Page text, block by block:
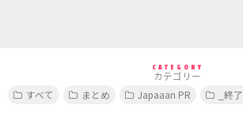
CATEGORY
カテゴリー
すべて
まとめ Japaaan PR _終了_